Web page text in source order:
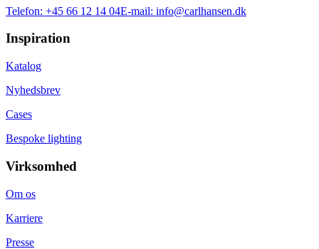
Telefon: +45 66 12 14 04E-mail: info@carlhansen.dk
Inspiration
Katalog
Nyhedsbrev
Cases
Bespoke lighting
Virksomhed
Om os
Karriere
Presse